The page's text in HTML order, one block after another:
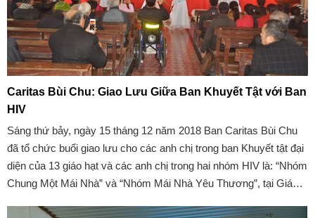
Caritas Bùi Chu: Giao Lưu Giữa Ban Khuyết Tật với Ban
HIV
Sáng thứ bảy, ngày 15 tháng 12 năm 2018 Ban Caritas Bùi Chu
đã tổ chức buổi giao lưu cho các anh chị trong ban Khuyết tật đại
diện của 13 giáo hạt và các anh chị trong hai nhóm HIV là: “Nhóm
Chung Một Mái Nhà” và “Nhóm Mái Nhà Yêu Thương”, tại Giáo